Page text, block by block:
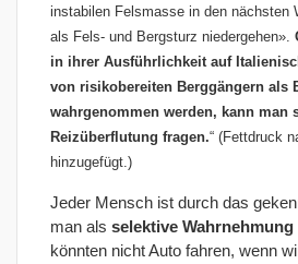
instabilen Felsmasse in den nächsten
als Fels- und Bergsturz niedergehen».
in ihrer Ausführlichkeit auf
von risikobereiten Berggängern als
wahrgenommen werden, kann man
Reizüberflutung fragen.“ (Fettdruck
hinzugefügt.)
Jeder Mensch ist durch das
man als selektive Wahrnehmung
könnten nicht Auto fahren, wenn